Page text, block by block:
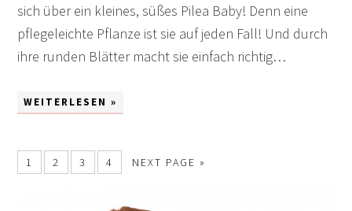
sich über ein kleines, süßes Pilea Baby! Denn eine
pflegeleichte Pflanze ist sie auf jeden Fall! Und durch
ihre runden Blätter macht sie einfach richtig…
WEITERLESEN »
1 2 3 4 NEXT PAGE »